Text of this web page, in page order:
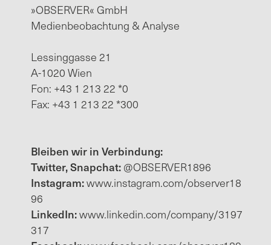
»OBSERVER« GmbH
Medienbeobachtung & Analyse
Lessinggasse 21
A-1020 Wien
Fon: +43 1 213 22 *0
Fax: +43 1 213 22 *300
Bleiben wir in Verbindung:
Twitter, Snapchat:@OBSERVER1896
Instagram:www.instagram.com/observer18
96
LinkedIn:www.linkedin.com/company/3197
317